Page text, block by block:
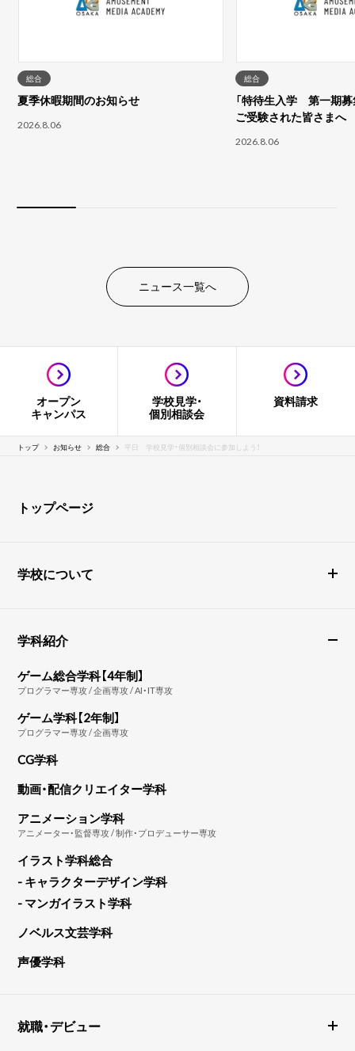
総合
夏季休暇期間のお知らせ
2026.8.06
総合
「特待生入学 第一期募
ご受験された皆さまへ
2026.8.06
ニュース一覧へ
オープン
キャンパス
学校見学・
個別相談会
資料請求
トップ お知らせ 総合 平日 学校見学・個別相談会に参加しよう！
トップページ
学校について
学科紹介
ゲーム総合学科【4年制】
プログラマー専攻 / 企画専攻 / AI・IT専攻
ゲーム学科【2年制】
プログラマー専攻 / 企画専攻
CG学科
動画・配信クリエイター学科
アニメーション学科
アニメーター・監督専攻 / 制作・プロデューサー専攻
イラスト学科総合
- キャラクターデザイン学科
- マンガイラスト学科
ノベルス文芸学科
声優学科
就職・デビュー